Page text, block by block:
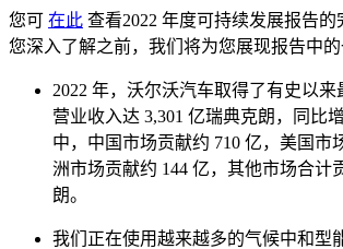
您可 在此 查看2022 年度可持续发展报告
您深入了解之前，我们将为您展现报告中的
2022 年，沃尔沃汽车取得了有史以来
营业收入达 3,301 亿瑞典克朗，同比
中，中国市场贡献约 710 亿，美国市
洲市场贡献约 144 亿，其他市场合计
朗。
我们正在使用越来越多的气候中和型